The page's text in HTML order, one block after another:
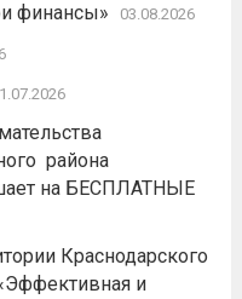
финансы»
03.08.2026
района
на БЕСПЛАТНЫЕ
Краснодарского
и